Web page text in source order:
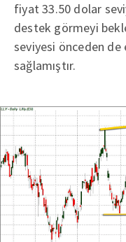
fiyat 33.50 dolar
destek görmeyi
seviyesi önceden
sağlamıştır.